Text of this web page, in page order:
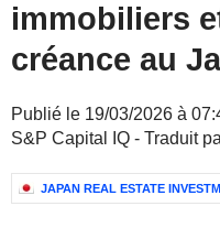
immobiliers
créance au
Publié le 19/03/2026 à
S&P Capital IQ - Traduit
JAPAN REAL ESTATE